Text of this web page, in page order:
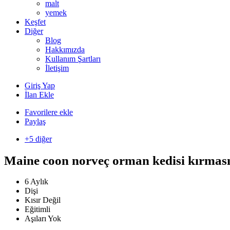
malt
yemek
Keşfet
Diğer
Blog
Hakkımızda
Kullanım Şartları
İletişim
Giriş Yap
İlan Ekle
Favorilere ekle
Paylaş
+5 diğer
Maine coon norveç orman kedisi
6 Aylık
Dişi
Kısır Değil
Eğitimli
Aşıları Yok